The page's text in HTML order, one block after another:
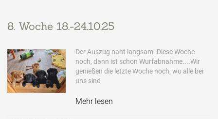
8. Woche 18.-24.10.25
Der Auszug naht langsam. Diese Woche
noch, dann ist schon Wurfabnahme....Wir
genießen die letzte Woche noch, wo alle bei
uns sind
Mehr lesen